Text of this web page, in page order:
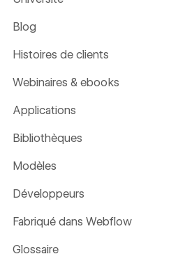
Blog
Histoires de clients
Webinaires & ebooks
Applications
Bibliothèques
Modèles
Développeurs
Fabriqué dans Webflow
Glossaire